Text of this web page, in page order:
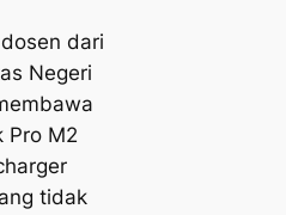
dari
Negeri
Pro M2
tidak